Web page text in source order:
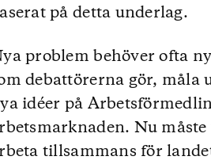
på detta underlag.
problem behöver ofta
debattörerna gör,
idéer på
Nu
tillsammans för